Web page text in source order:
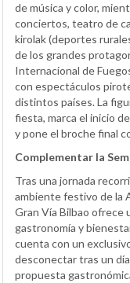
de música y color,
conciertos, teatro de
kirolak (deportes
de los grandes
Internacional de
con espectáculos
distintos países. La
fiesta, marca el inicio
y pone el broche final
Complementar la
Tras una jornada
ambiente festivo de la
Gran Vía Bilbao ofrece
gastronomía y
cuenta con un
desconectar tras un
propuesta